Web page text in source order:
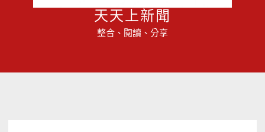
天天上新聞
整合、閱讀、分享